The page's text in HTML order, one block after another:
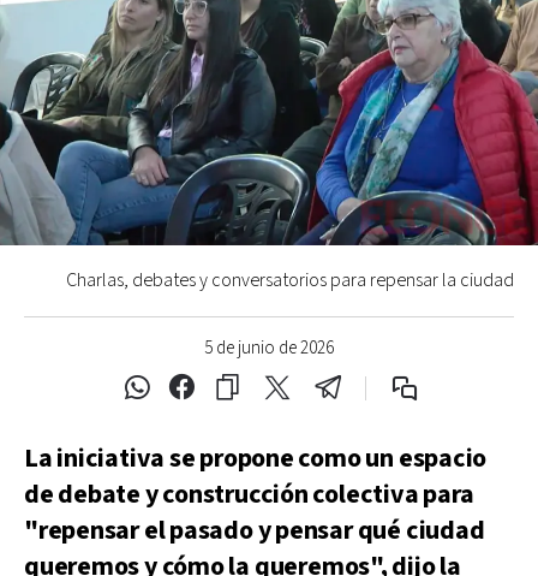
5 de junio de 2026
Charlas, debates y conversatorios para repensar la ciudad
La iniciativa se propone como un espacio
de debate y construcción colectiva para
"repensar el pasado y pensar qué ciudad
queremos y cómo la queremos", dijo la